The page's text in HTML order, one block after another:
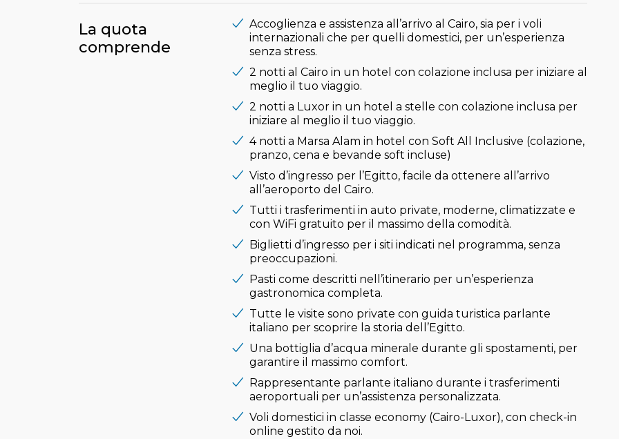
La quota
comprende
Accoglienza e assistenza all’arrivo al Cairo, sia per i voli
internazionali che per quelli domestici, per un’esperienza
senza stress.
2 notti al Cairo in un hotel con colazione inclusa per iniziare al
meglio il tuo viaggio.
2 notti a Luxor in un hotel a stelle con colazione inclusa per
iniziare al meglio il tuo viaggio.
4 notti a Marsa Alam in hotel con Soft All Inclusive (colazione,
pranzo, cena e bevande soft incluse)
Visto d’ingresso per l’Egitto, facile da ottenere all’arrivo
all’aeroporto del Cairo.
Tutti i trasferimenti in auto private, moderne, climatizzate e
con WiFi gratuito per il massimo della comodità.
Biglietti d’ingresso per i siti indicati nel programma, senza
preoccupazioni.
Pasti come descritti nell’itinerario per un’esperienza
gastronomica completa.
Tutte le visite sono private con guida turistica parlante
italiano per scoprire la storia dell’Egitto.
Una bottiglia d’acqua minerale durante gli spostamenti, per
garantire il massimo comfort.
Rappresentante parlante italiano durante i trasferimenti
aeroportuali per un’assistenza personalizzata.
Voli domestici in classe economy (Cairo-Luxor), con check-in
online gestito da noi.